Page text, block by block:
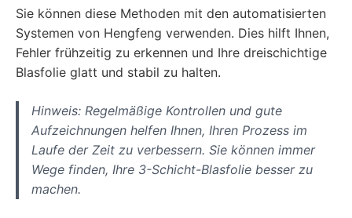
Sie können diese Methoden mit den automatisierten
Systemen von Hengfeng verwenden. Dies hilft Ihnen,
Fehler frühzeitig zu erkennen und Ihre dreischichtige
Blasfolie glatt und stabil zu halten.
Hinweis: Regelmäßige Kontrollen und gute
Aufzeichnungen helfen Ihnen, Ihren Prozess im
Laufe der Zeit zu verbessern. Sie können immer
Wege finden, Ihre 3-Schicht-Blasfolie besser zu
machen.